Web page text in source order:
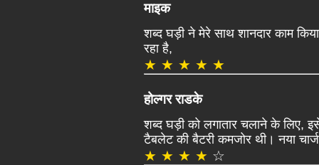
माइक
शब्द घड़ी ने मेरे साथ शानदार काम
रहा है,
★ ★ ★ ★ ★
होल्गर राडके
शब्द घड़ी को लगातार चलाने के लिए,
टैबलेट की बैटरी कमजोर थी। नया
★ ★ ★ ★ ☆